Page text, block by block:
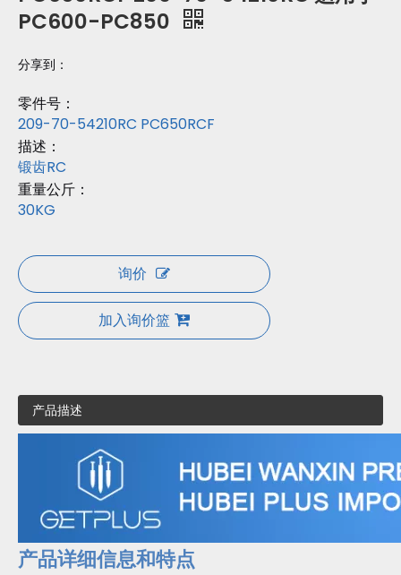
PC600-PC850
分享到：
零件号：
209-70-54210RC PC650RCF
描述：
锻齿RC
重量公斤：
30KG
询价
加入询价篮
产品描述
产品详细信息和特点